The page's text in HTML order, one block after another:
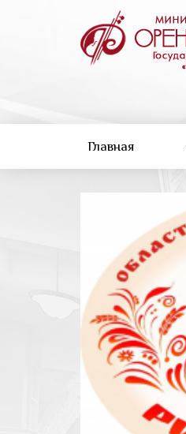
Главная